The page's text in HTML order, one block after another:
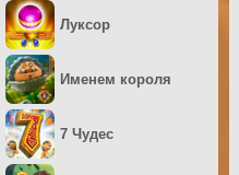
Луксор
Именем короля
7 Чудес